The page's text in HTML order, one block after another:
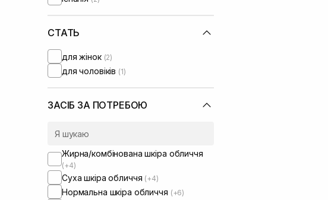
Medicube
Melume(+1)
Needly
Sorted Skin(+1)
Theramid(+4)
Transparent-Lab
UIQ(+5)
WhoCares
СТАТЬ
для жінок (2)
для чоловіків (1)
ЗАСІБ ЗА ПОТРЕБОЮ
Жирна/комбінована шкіра обличчя
(+4)
Суха шкіра обличчя (+4)
Нормальна шкіра обличчя (+6)